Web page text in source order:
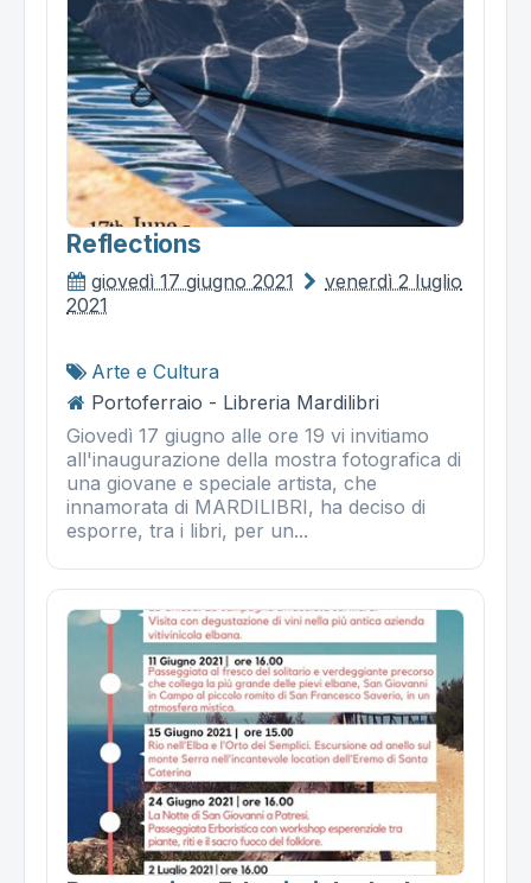
Reflections
giovedì 17 giugno 2021
venerdì 2 luglio
2021
Arte e Cultura
Portoferraio - Libreria Mardilibri
Giovedì 17 giugno alle ore 19 vi invitiamo
all'inaugurazione della mostra fotografica di
una giovane e speciale artista, che
innamorata di MARDILIBRI, ha deciso di
esporre, tra i libri, per un...